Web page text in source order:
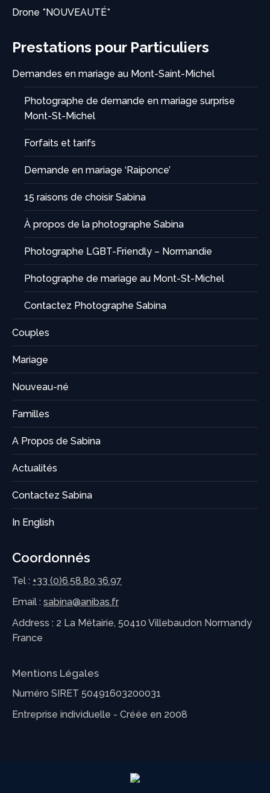
Drone *NOUVEAUTÉ*
Prestations pour Particuliers
Demandes en mariage au Mont-Saint-Michel
Photographe de demande en mariage surprise
Mont-St-Michel
Forfaits et tarifs
Demande en mariage ‘Raiponce’
15 raisons de choisir Sabina
À propos de la photographe Sabina
Photographe LGBT-Friendly – Normandie
Photographe de mariage au Mont-St-Michel
Contactez Photographe Sabina
Couples
Mariage
Nouveau-né
Familles
A Propos de Sabina
Actualités
Contactez Sabina
In English
Coordonnés
Tel : +33 (0)6.58.80.36.97
Email : sabina@anibas.fr
Address : 2 La Métairie, 50410 Villebaudon Normandy
France
Mentions Légales
Numéro SIRET 50491603200031
Entreprise individuelle - Créée en 2008